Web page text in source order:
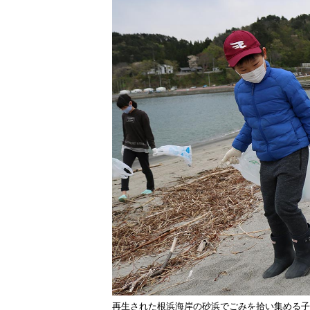
再生された根浜海岸の砂浜でごみを拾い集める